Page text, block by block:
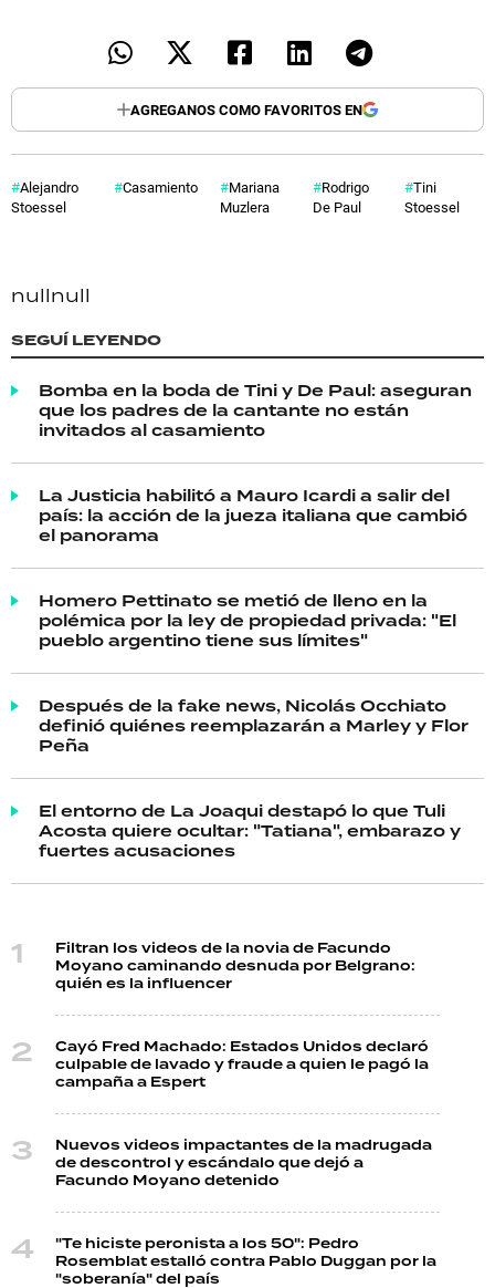
AGREGANOS COMO FAVORITOS EN
Alejandro
Stoessel
Casamiento
Mariana
Muzlera
Rodrigo
De Paul
Tini
Stoessel
nullnull
SEGUÍ LEYENDO
Bomba en la boda de Tini y De Paul: aseguran
que los padres de la cantante no están
invitados al casamiento
La Justicia habilitó a Mauro Icardi a salir del
país: la acción de la jueza italiana que cambió
el panorama
Homero Pettinato se metió de lleno en la
polémica por la ley de propiedad privada: "El
pueblo argentino tiene sus límites"
Después de la fake news, Nicolás Occhiato
definió quiénes reemplazarán a Marley y Flor
Peña
El entorno de La Joaqui destapó lo que Tuli
Acosta quiere ocultar: "Tatiana", embarazo y
fuertes acusaciones
Filtran los videos de la novia de Facundo
Moyano caminando desnuda por Belgrano:
quién es la influencer
Cayó Fred Machado: Estados Unidos declaró
culpable de lavado y fraude a quien le pagó la
campaña a Espert
Nuevos videos impactantes de la madrugada
de descontrol y escándalo que dejó a
Facundo Moyano detenido
"Te hiciste peronista a los 50": Pedro
Rosemblat estalló contra Pablo Duggan por la
"soberanía" del país